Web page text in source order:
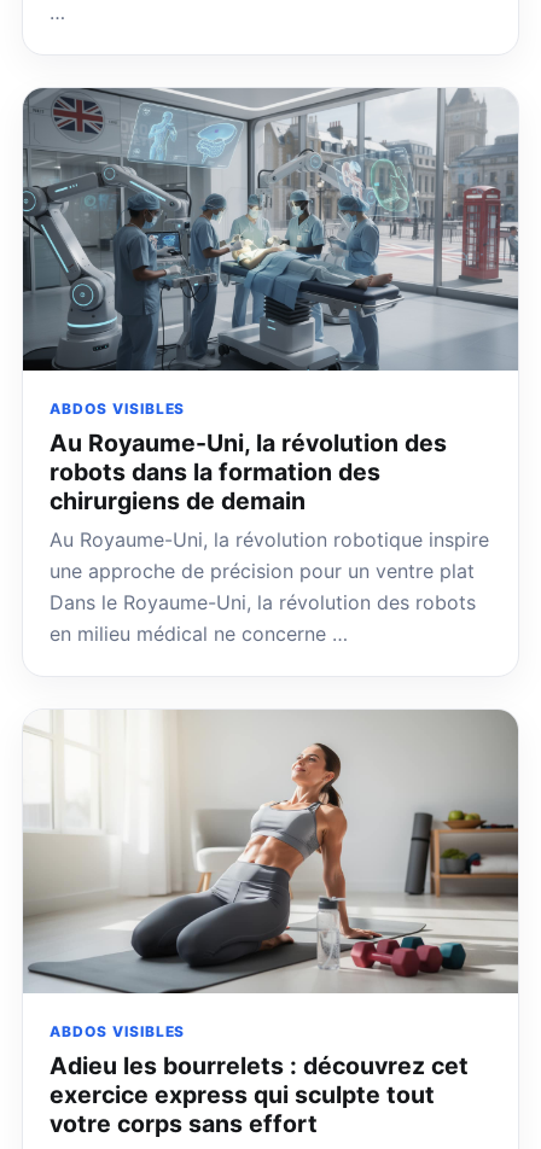
…
ABDOS VISIBLES
Au Royaume-Uni, la révolution des
robots dans la formation des
chirurgiens de demain
Au Royaume-Uni, la révolution robotique inspire
une approche de précision pour un ventre plat
Dans le Royaume-Uni, la révolution des robots
en milieu médical ne concerne …
ABDOS VISIBLES
Adieu les bourrelets : découvrez cet
exercice express qui sculpte tout
votre corps sans effort